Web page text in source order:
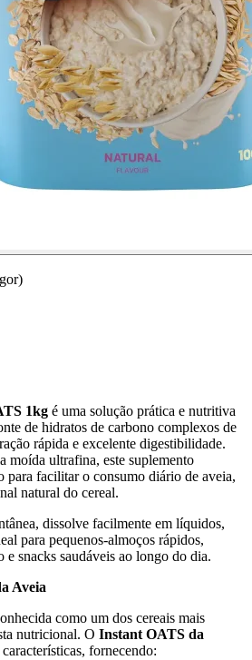
1kg é uma solução prática e nutritiva
de hidratos de carbono complexos de
rápida e excelente digestibilidade.
moída ultrafina, este suplemento
para facilitar o consumo diário de aveia,
natural do cereal.
dissolve facilmente em líquidos,
para pequenos-almoços rápidos,
e snacks saudáveis ao longo do dia.
Aveia
como um dos cereais mais
nutricional. O Instant OATS da
características, fornecendo: